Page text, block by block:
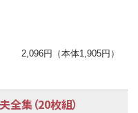
2,096円（本体1,905円）
集（20枚組）